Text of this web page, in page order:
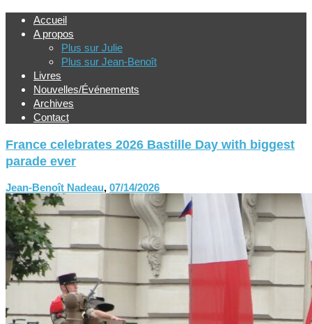
Accueil
A propos
Plus sur Julie
Plus sur Jean-Benoît
Livres
Nouvelles/Événements
Archives
Contact
France celebrates 2026 Bastille Day with biggest
parade ever
Jean-Benoît Nadeau, 07/14/2026